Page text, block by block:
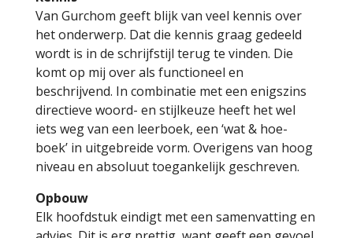
Van Gurchom geeft blijk van veel kennis over
het onderwerp. Dat die kennis graag gedeeld
wordt is in de schrijfstijl terug te vinden. Die
komt op mij over als functioneel en
beschrijvend. In combinatie met een enigszins
directieve woord- en stijlkeuze heeft het wel
iets weg van een leerboek, een ‘wat & hoe-
boek’ in uitgebreide vorm. Overigens van hoog
niveau en absoluut toegankelijk geschreven.
Opbouw
Elk hoofdstuk eindigt met een samenvatting en